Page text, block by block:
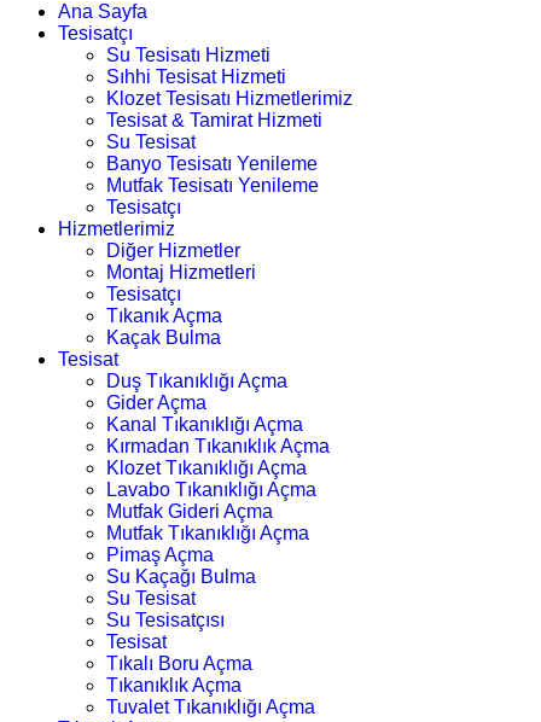
Ana Sayfa
Tesisatçı
Su Tesisatı Hizmeti
Sıhhi Tesisat Hizmeti
Klozet Tesisatı Hizmetlerimiz
Tesisat & Tamirat Hizmeti
Su Tesisat
Banyo Tesisatı Yenileme
Mutfak Tesisatı Yenileme
Tesisatçı
Hizmetlerimiz
Diğer Hizmetler
Montaj Hizmetleri
Tesisatçı
Tıkanık Açma
Kaçak Bulma
Tesisat
Duş Tıkanıklığı Açma
Gider Açma
Kanal Tıkanıklığı Açma
Kırmadan Tıkanıklık Açma
Klozet Tıkanıklığı Açma
Lavabo Tıkanıklığı Açma
Mutfak Gideri Açma
Mutfak Tıkanıklığı Açma
Pimaş Açma
Su Kaçağı Bulma
Su Tesisat
Su Tesisatçısı
Tesisat
Tıkalı Boru Açma
Tıkanıklık Açma
Tuvalet Tıkanıklığı Açma